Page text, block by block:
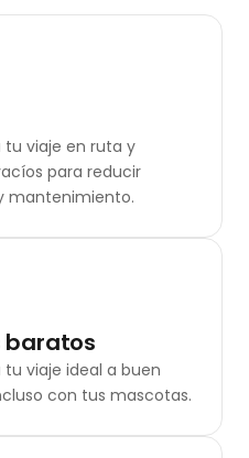
tu viaje en ruta y
para reducir
mantenimiento.
baratos
tu viaje ideal a buen
con tus mascotas.